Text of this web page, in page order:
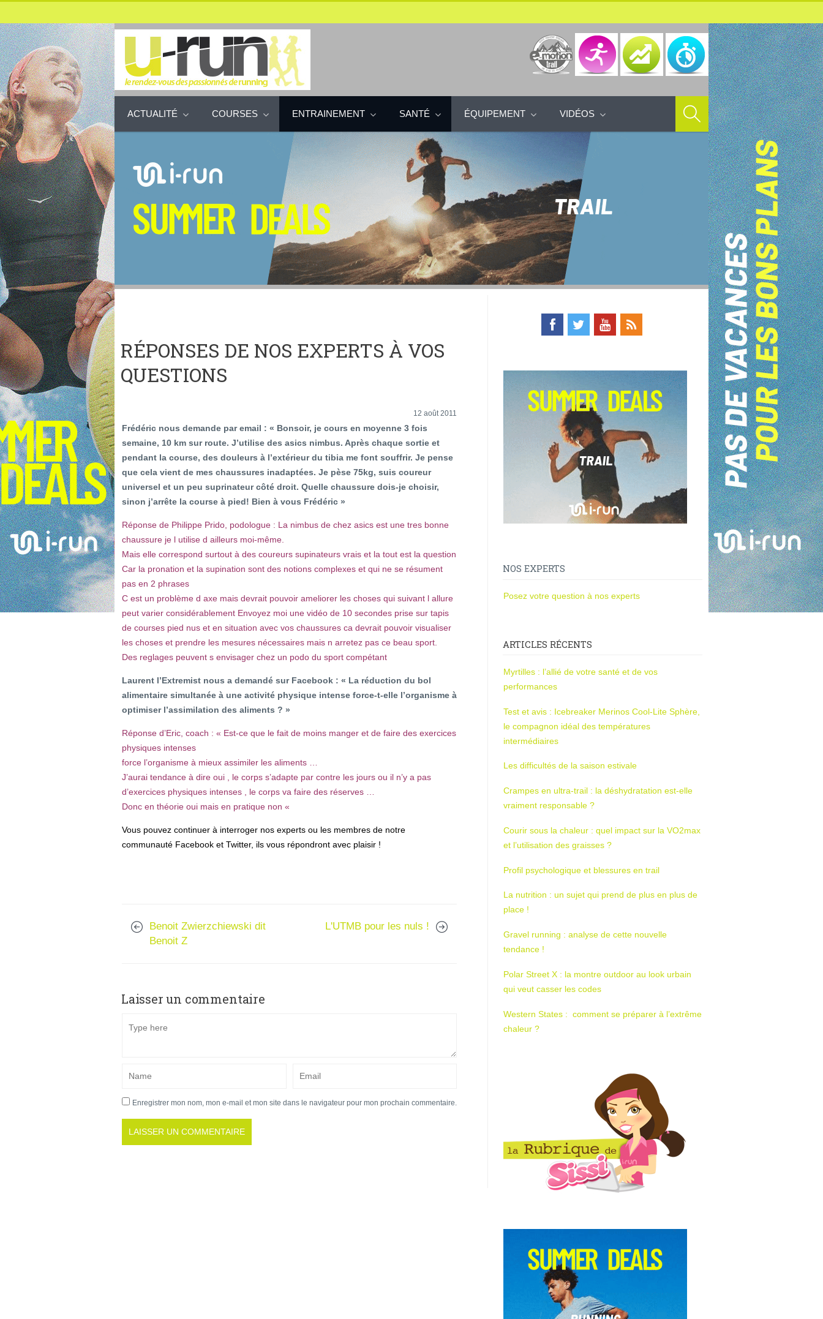
ACTUALITÉ COURSES ENTRAINEMENT SANTÉ ÉQUIPEMENT VIDÉOS
RÉPONSES DE NOS EXPERTS À VOS
QUESTIONS
12 août 2011
Frédéric nous demande par email : « Bonsoir, je cours en moyenne 3 fois
semaine, 10 km sur route. J’utilise des asics nimbus. Après chaque sortie et
pendant la course, des douleurs à l’extérieur du tibia me font souffrir. Je pense
que cela vient de mes chaussures inadaptées. Je pèse 75kg, suis coureur
universel et un peu suprinateur côté droit. Quelle chaussure dois-je choisir,
sinon j’arrête la course à pied! Bien à vous Frédéric »
Réponse de Philippe Prido, podologue : La nimbus de chez asics est une tres bonne
chaussure je l utilise d ailleurs moi-même.
Mais elle correspond surtout à des coureurs supinateurs vrais et la tout est la question
Car la pronation et la supination sont des notions complexes et qui ne se résument
pas en 2 phrases
C est un problème d axe mais devrait pouvoir ameliorer les choses qui suivant l allure
peut varier considérablement Envoyez moi une vidéo de 10 secondes prise sur tapis
de courses pied nus et en situation avec vos chaussures ca devrait pouvoir visualiser
les choses et prendre les mesures nécessaires mais n arretez pas ce beau sport.
Des reglages peuvent s envisager chez un podo du sport compétant
Laurent l’Extremist nous a demandé sur Facebook : « La réduction du bol
alimentaire simultanée à une activité physique intense force-t-elle l’organisme à
optimiser l’assimilation des aliments ? »
Réponse d’Eric, coach : « Est-ce que le fait de moins manger et de faire des exercices
physiques intenses
force l’organisme à mieux assimiler les aliments …
J’aurai tendance à dire oui , le corps s’adapte par contre les jours ou il n’y a pas
d’exercices physiques intenses , le corps va faire des réserves …
Donc en théorie oui mais en pratique non «
Vous pouvez continuer à interroger nos experts ou les membres de notre
communauté Facebook et Twitter, ils vous répondront avec plaisir !
Benoit Zwierzchiewski dit
Benoit Z
L'UTMB pour les nuls !
Laisser un commentaire
Enregistrer mon nom, mon e-mail et mon site dans le navigateur pour mon prochain commentaire.
NOS EXPERTS
Posez votre question à nos experts
ARTICLES RÉCENTS
Myrtilles : l’allié de votre santé et de vos
performances
Test et avis : Icebreaker Merinos Cool-Lite Sphère,
le compagnon idéal des températures
intermédiaires
Les difficultés de la saison estivale
Crampes en ultra-trail : la déshydratation est-elle
vraiment responsable ?
Courir sous la chaleur : quel impact sur la VO2max
et l’utilisation des graisses ?
Profil psychologique et blessures en trail
La nutrition : un sujet qui prend de plus en plus de
place !
Gravel running : analyse de cette nouvelle
tendance !
Polar Street X : la montre outdoor au look urbain
qui veut casser les codes
Western States : comment se préparer à l’extrême
chaleur ?